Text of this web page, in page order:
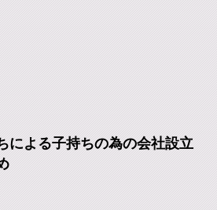
による子持ちの為の会社設立